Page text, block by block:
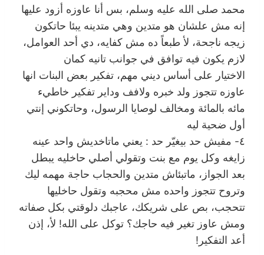
محمد صلى الله عليه وسلم، بس أنا عاوزه أزود عليها
إنه مش علشان هو متدين وهي متدينه يبئا حاتكون
زيجه ناجحة، لأ طبعاً ده مش كفايه، دي أحد العوامل،
لازم يكون فيه توافق في جوانب تانيه كمان
الاختيار على أساس ديني مهم، تفكير بعض البنات انها
عاوزه تتجوز ولد خبره ولافف وداير تفكير خاطيء
مائه بالمائة ومخالف لوصايا الرسول، وحاتكوني إنتي
أول ضحية ليه
٤- مفيش حد بيغيّر حد : يعني ماتاخديش واحد عينه
زايغه وكل يوم مع بنت وتقولي أصلي حاخليه يبطل
بعد الجواز، ماتبئاش متدين والحجاب حاجة مهمه ليك
وتروح تتجوز واحده مش محجبه وتقول حاخليها
تتحجب، بص على شريكك، عاجبك دلوقتي بكل صفاته
ومش عاوز تغير فيه حاجك؟ توكل على الله! لأ، إذن
أعد التفكير!